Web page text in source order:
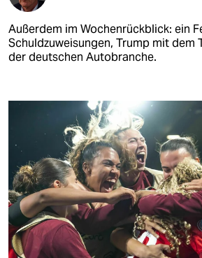
Außerdem im Wochenrückblick: ein
Schuldzuweisungen, Trump mit dem
der deutschen Autobranche.